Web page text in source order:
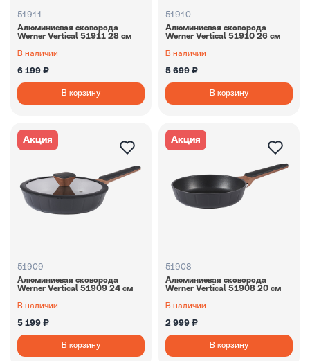
51911
Алюминиевая сковорода
Werner Vertiсal 51911 28 см
В наличии
6 199 ₽
В корзину
51910
Алюминиевая сковорода
Werner Vertiсal 51910 26 см
В наличии
5 699 ₽
В корзину
Акция
51909
Алюминиевая сковорода
Werner Vertiсal 51909 24 см
В наличии
5 199 ₽
В корзину
Акция
51908
Алюминиевая сковорода
Werner Vertiсal 51908 20 см
В наличии
2 999 ₽
В корзину